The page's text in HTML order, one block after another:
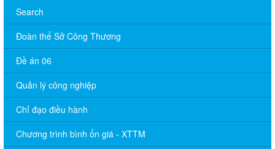
Search
Đoàn thể Sở Công Thương
Đề án 06
Quản lý công nghiệp
Chỉ đạo điều hành
Chương trình bình ổn giá - XTTM